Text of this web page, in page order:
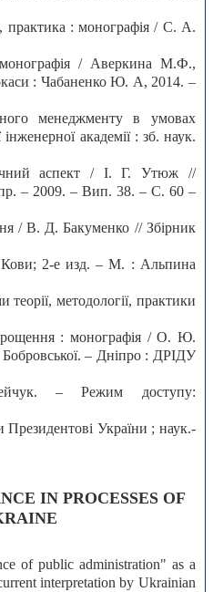
практика : монографія / С. А.
монографія / Аверкина М.Ф.,
: Чабаненко Ю. А, 2014. –
менеджменту в умовах
академії : зб. наук.
аспект / І. Г. Утюж //
пр. – 2009. – Вип. 38. – С. 60 –
/ В. Д. Бакуменко // Збірник
Кови; 2-е изд. – М. : Альпина
методології, практики
: монографія / О. Ю.
– Дніпро : ДРІДУ
– Режим доступу:
України ; наук.-
IN PROCESSES OF
of public administration" as a
interpretation by Ukrainian